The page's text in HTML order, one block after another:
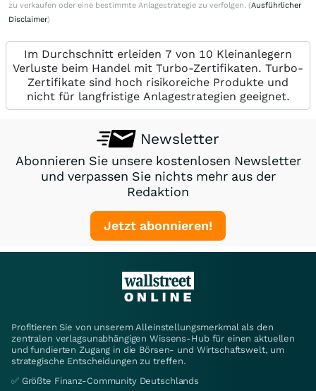
zu verkaufen oder eine bestimmte Anlagestrategie zu verfolgen. (Ausführlicher
Disclaimer)
Im Durchschnitt erleiden 7 von 10 Kleinanlegern
Verluste beim Handel mit Turbo-Zertifikaten. Turbo-
Zertifikate sind hoch risikoreiche Produkte und
nicht für langfristige Anlagestrategien geeignet.
Newsletter
Abonnieren Sie unsere kostenlosen Newsletter
und verpassen Sie nichts mehr aus der
Redaktion
Jetzt abonnieren!
Profitieren Sie von unserem Alleinstellungsmerkmal als den
zentralen verlagsunabhängigen Wissens-Hub für einen aktuellen
und fundierten Zugang in die Börsen- und Wirtschaftswelt, um
strategische Entscheidungen zu treffen.
✅ Größte Finanz-Community Deutschlands